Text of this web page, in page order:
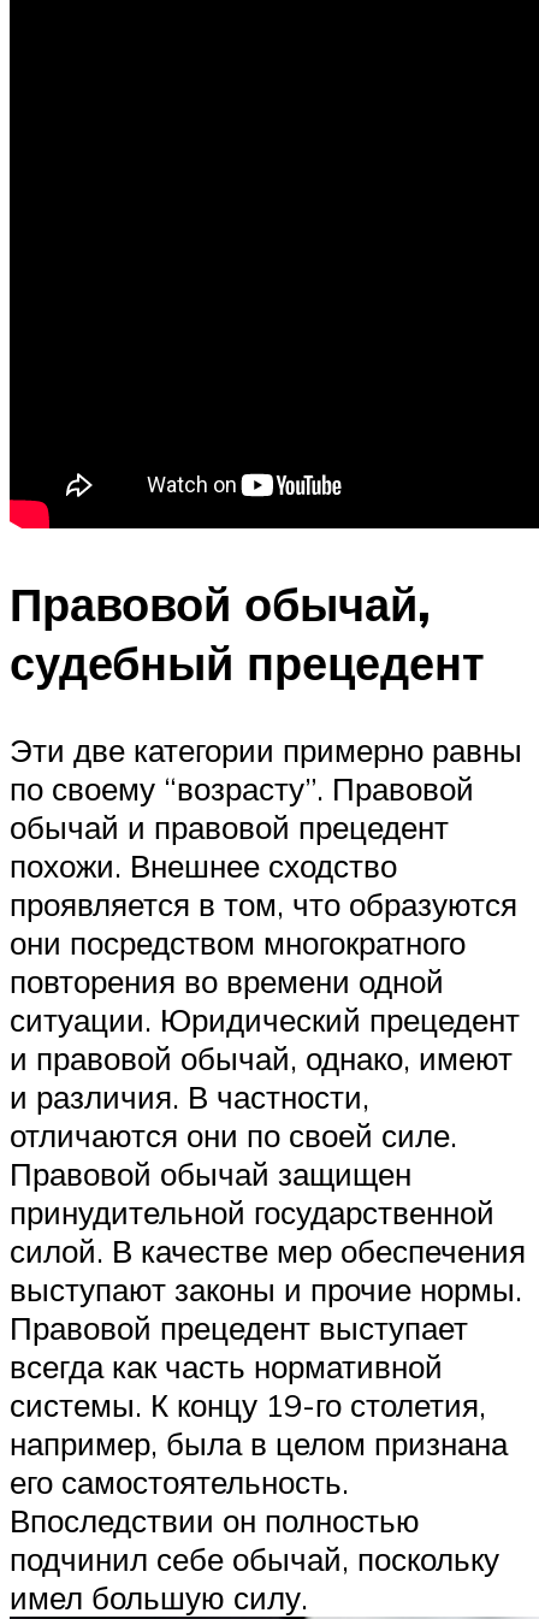
Правовой обычай,
судебный прецедент
Эти две категории примерно равны
по своему “возрасту”. Правовой
обычай и правовой прецедент
похожи. Внешнее сходство
проявляется в том, что образуются
они посредством многократного
повторения во времени одной
ситуации. Юридический прецедент
и правовой обычай, однако, имеют
и различия. В частности,
отличаются они по своей силе.
Правовой обычай защищен
принудительной государственной
силой. В качестве мер обеспечения
выступают законы и прочие нормы.
Правовой прецедент выступает
всегда как часть нормативной
системы. К концу 19-го столетия,
например, была в целом признана
его самостоятельность.
Впоследствии он полностью
подчинил себе обычай, поскольку
имел большую силу.